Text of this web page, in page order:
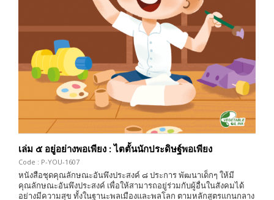
เล่ม ๕ อยู่อย่างพอเพียง : ไตตั้นนักประดิษฐ์พอเพียง
Code : P-YOU-1607
หนังสือชุดคุณลักษณะอันพึงประสงค์ ๘ ประการ พัฒนาเด็กๆ ให้มี
คุณลักษณะอันพึงประสงค์ เพื่อให้สามารถอยู่ร่วมกับผู้อื่นในสังคมได้
อย่างมีความสุข ทั้งในฐานะพลเมืองและพลโลก ตามหลักสูตรแกนกลาง